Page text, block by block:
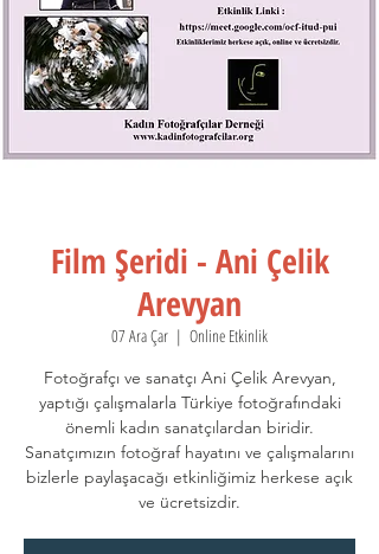
Film Şeridi - Ani Çelik
Arevyan
07 Ara Çar
  |
Online Etkinlik
Fotoğrafçı ve sanatçı Ani Çelik Arevyan,
yaptığı çalışmalarla Türkiye fotoğrafındaki
önemli kadın sanatçılardan biridir.
Sanatçımızın fotoğraf hayatını ve çalışmalarını
bizlerle paylaşacağı etkinliğimiz herkese açık
ve ücretsizdir.